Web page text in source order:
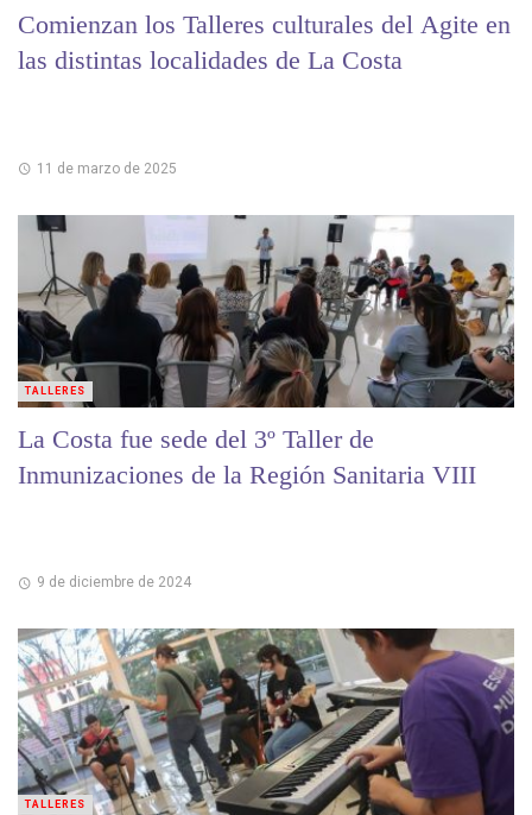
Comienzan los Talleres culturales del Agite en
las distintas localidades de La Costa
11 de marzo de 2025
La Costa fue sede del 3º Taller de
Inmunizaciones de la Región Sanitaria VIII
9 de diciembre de 2024
TALLERES
TALLERES